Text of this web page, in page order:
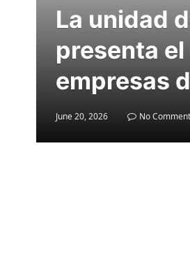
La unidad
presenta
empresas
June 20, 2026 No